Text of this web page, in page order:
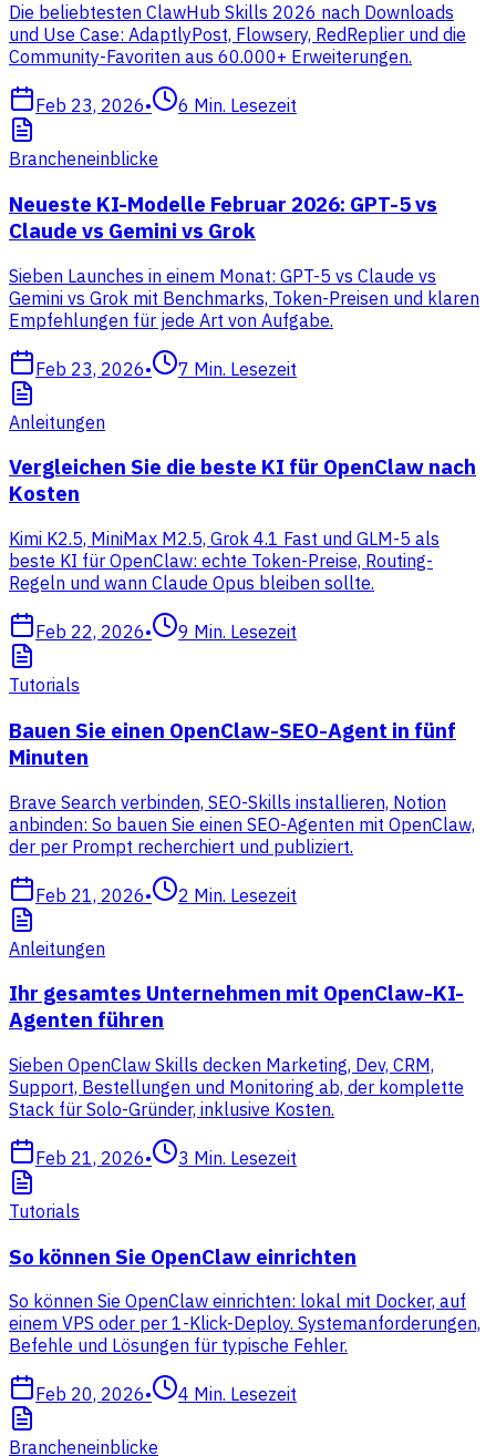
Die beliebtesten ClawHub Skills 2026 nach Downloads
und Use Case: AdaptlyPost, Flowsery, RedReplier und die
Community-Favoriten aus 60.000+ Erweiterungen.
Feb 23, 2026• 6 Min. Lesezeit
Brancheneinblicke
Neueste KI-Modelle Februar 2026: GPT-5 vs
Claude vs Gemini vs Grok
Sieben Launches in einem Monat: GPT-5 vs Claude vs
Gemini vs Grok mit Benchmarks, Token-Preisen und klaren
Empfehlungen für jede Art von Aufgabe.
Feb 23, 2026• 7 Min. Lesezeit
Anleitungen
Vergleichen Sie die beste KI für OpenClaw nach
Kosten
Kimi K2.5, MiniMax M2.5, Grok 4.1 Fast und GLM-5 als
beste KI für OpenClaw: echte Token-Preise, Routing-
Regeln und wann Claude Opus bleiben sollte.
Feb 22, 2026• 9 Min. Lesezeit
Tutorials
Bauen Sie einen OpenClaw-SEO-Agent in fünf
Minuten
Brave Search verbinden, SEO-Skills installieren, Notion
anbinden: So bauen Sie einen SEO-Agenten mit OpenClaw,
der per Prompt recherchiert und publiziert.
Feb 21, 2026• 2 Min. Lesezeit
Anleitungen
Ihr gesamtes Unternehmen mit OpenClaw-KI-
Agenten führen
Sieben OpenClaw Skills decken Marketing, Dev, CRM,
Support, Bestellungen und Monitoring ab, der komplette
Stack für Solo-Gründer, inklusive Kosten.
Feb 21, 2026• 3 Min. Lesezeit
Tutorials
So können Sie OpenClaw einrichten
So können Sie OpenClaw einrichten: lokal mit Docker, auf
einem VPS oder per 1-Klick-Deploy. Systemanforderungen,
Befehle und Lösungen für typische Fehler.
Feb 20, 2026• 4 Min. Lesezeit
Brancheneinblicke